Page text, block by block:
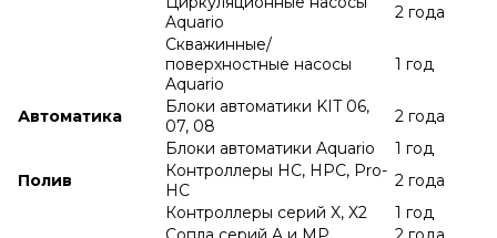
Aquario
2 года
Скважинные/
поверхностные насосы
Aquario
1 год
Автоматика
Блоки автоматики KIT 06,
07, 08
2 года
Блоки автоматики Aquario
1 год
Полив
Контроллеры HC, HPC, Pro-
HC
2 года
Контроллеры серий X, X2
1 год